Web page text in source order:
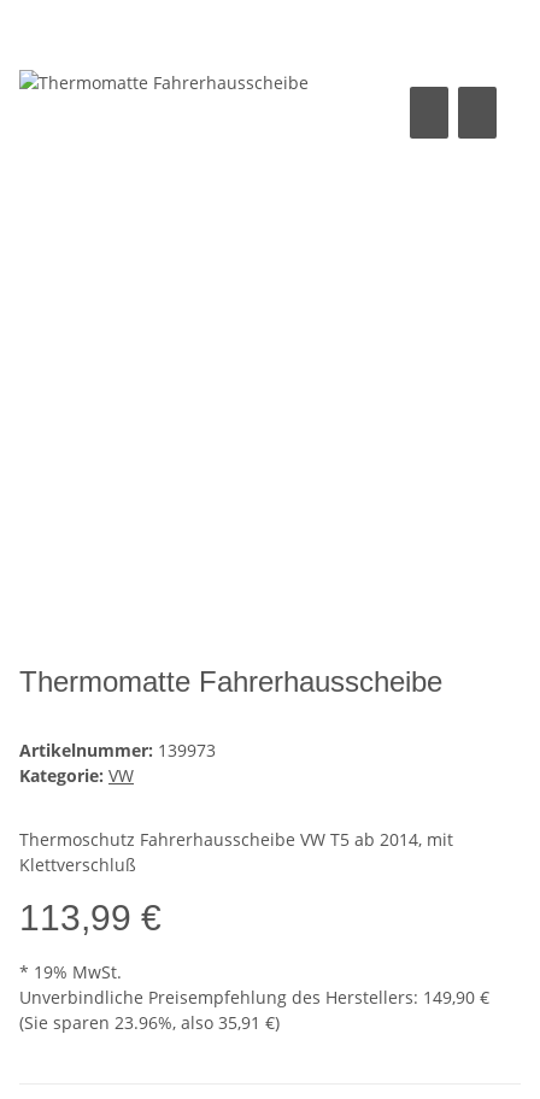
Thermomatte Fahrerhausscheibe
Artikelnummer: 139973
Kategorie: VW
Thermoschutz Fahrerhausscheibe VW T5 ab 2014, mit
Klettverschluß
113,99 €
* 19% MwSt.
Unverbindliche Preisempfehlung des Herstellers: 149,90 €
(Sie sparen 23.96%, also 35,91 €)